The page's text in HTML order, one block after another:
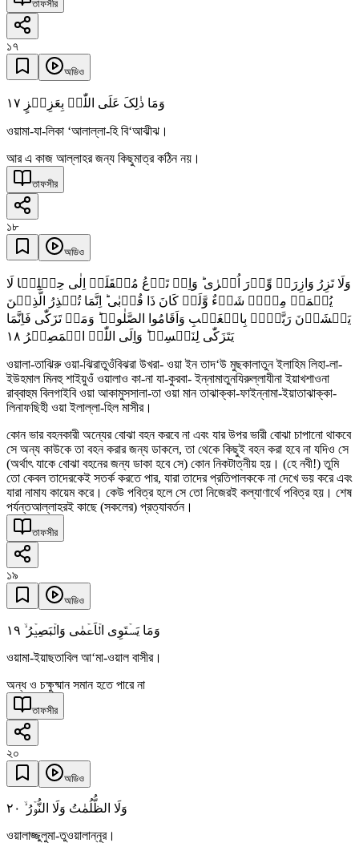
তাফসীর
১৭
অডিও
وَمَا ذٰلِکَ عَلَی اللّٰہِ بِعَزِیۡزٍ ١٧
ওয়ামা-যা-লিকা ‘আলাল্লা-হি বি‘আঝীঝ।
আর এ কাজ আল্লাহর জন্য কিছুমাত্র কঠিন নয়।
তাফসীর
১৮
অডিও
وَلَا تَزِرُ وَازِرَۃٌ وِّزۡرَ اُخۡرٰی ؕ وَاِنۡ تَدۡعُ مُثۡقَلَۃٌ اِلٰی حِمۡلِہَا لَا
یُحۡمَلۡ مِنۡہُ شَیۡءٌ وَّلَوۡ کَانَ ذَا قُرۡبٰی ؕ اِنَّمَا تُنۡذِرُ الَّذِیۡنَ
یَخۡشَوۡنَ رَبَّہُمۡ بِالۡغَیۡبِ وَاَقَامُوا الصَّلٰوۃَ ؕ وَمَنۡ تَزَکّٰی فَاِنَّمَا
یَتَزَکّٰی لِنَفۡسِہٖ ؕ وَاِلَی اللّٰہِ الۡمَصِیۡرُ ١٨
ওয়ালা-তাঝিরু ওয়া-ঝিরাতুওঁবিঝরা উখরা- ওয়া ইন তাদ‘উ মুছকালাতুন ইলাহিম লিহা-লা-
ইউহমাল মিনহু শাইয়ুওঁ ওয়ালাও কা-না যা-কুরবা- ইন্নামাতুনযিরুল্লাযীনা ইয়াখশাওনা
রাব্বাহুম বিলগাইবি ওয়া আকামুসসালা-তা ওয়া মান তাঝাক্কা-ফাইন্নামা-ইয়াতাঝাক্কা-
লিনাফছিহী ওয়া ইলাল্লা-হিল মাসীর।
কোন ভার বহনকারী অন্যের বোঝা বহন করবে না এবং যার উপর ভারী বোঝা চাপানো থাকবে
সে অন্য কাউকে তা বহন করার জন্য ডাকলে, তা থেকে কিছুই বহন করা হবে না যদিও সে
(অর্থাৎ যাকে বোঝা বহনের জন্য ডাকা হবে সে) কোন নিকটাত্নীয় হয়। (হে নবী!) তুমি
তো কেবল তাদেরকেই সতর্ক করতে পার, যারা তাদের প্রতিপালককে না দেখে ভয় করে এবং
যারা নামায কায়েম করে। কেউ পবিত্র হলে সে তো নিজেরই কল্যাণার্থে পবিত্র হয়। শেষ
পর্যন্তআল্লাহরই কাছে (সকলের) প্রত্যাবর্তন।
তাফসীর
১৯
অডিও
وَمَا یَسۡتَوِی الۡاَعۡمٰی وَالۡبَصِیۡرُ ۙ ١٩
ওয়ামা-ইয়াছতাবিল আ‘মা-ওয়াল বাসীর।
অন্ধ ও চক্ষুষ্মান সমান হতে পারে না
তাফসীর
২০
অডিও
وَلَا الظُّلُمٰتُ وَلَا النُّوۡرُ ۙ ٢۰
ওয়ালাজ্জুলুমা-তুওয়ালান্নূর।